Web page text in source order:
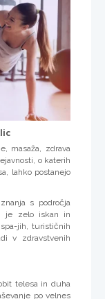
masaža, zdrava
o katerih
lahko postanejo
s področja
je zelo iskan in
jih, turističnih
v zdravstvenih
telesa in duha
po velnes